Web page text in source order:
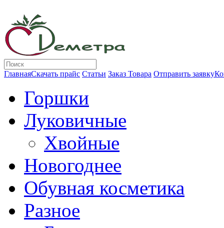
ГлавнаяСкачать прайс Статьи Заказ Товара Отправить заявку
Горшки
Луковичные
Хвойные
Новогоднее
Обувная косметика
Разное